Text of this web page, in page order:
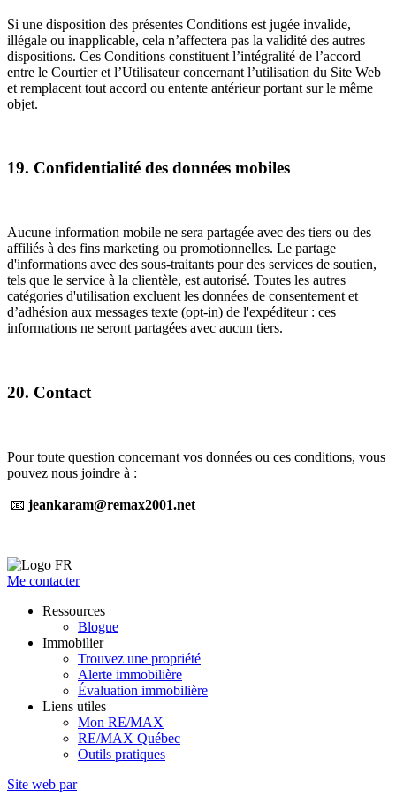
Si une disposition des présentes Conditions est jugée invalide,
illégale ou inapplicable, cela n’affectera pas la validité des autres
dispositions. Ces Conditions constituent l’intégralité de l’accord
entre le Courtier et l’Utilisateur concernant l’utilisation du Site Web
et remplacent tout accord ou entente antérieur portant sur le même
objet.
19. Confidentialité des données mobiles
Aucune information mobile ne sera partagée avec des tiers ou des
affiliés à des fins marketing ou promotionnelles. Le partage
d'informations avec des sous-traitants pour des services de soutien,
tels que le service à la clientèle, est autorisé. Toutes les autres
catégories d'utilisation excluent les données de consentement et
d’adhésion aux messages texte (opt-in) de l'expéditeur : ces
informations ne seront partagées avec aucun tiers.
20. Contact
Pour toute question concernant vos données ou ces conditions, vous
pouvez nous joindre à :
📧 jeankaram@remax2001.net
Me contacter
Ressources
Blogue
Immobilier
Trouvez une propriété
Alerte immobilière
Évaluation immobilière
Liens utiles
Mon RE/MAX
RE/MAX Québec
Outils pratiques
Site web par